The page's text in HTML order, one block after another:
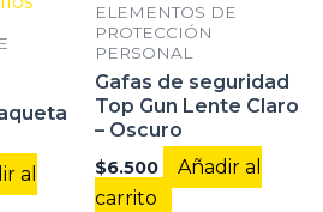
al
ELEMENTOS DE
PROTECCIÓN
PERSONAL
Gafas de seguridad
Top Gun Lente Claro
– Oscuro
$6.500
Añadir al
carrito